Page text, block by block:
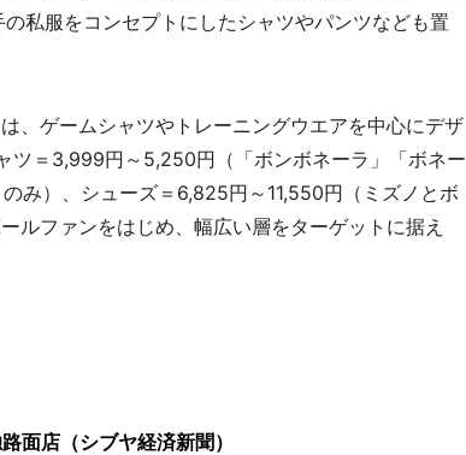
私服をコンセプトにしたシャツやパンツなども置
、ゲームシャツやトレーニングウエアを中心にデザ
ツ＝3,999円～5,250円（「ボンボネーラ」「ボネー
み）、シューズ＝6,825円～11,550円（ミズノとボ
ルファンをはじめ、幅広い層をターゲットに据え
面店（シブヤ経済新聞）